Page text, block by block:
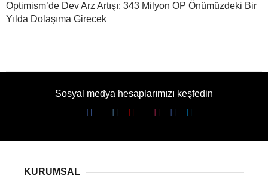
Optimism’de Dev Arz Artışı: 343 Milyon OP Önümüzdeki Bir
Yılda Dolaşıma Girecek
Sosyal medya hesaplarımızı keşfedin
KURUMSAL